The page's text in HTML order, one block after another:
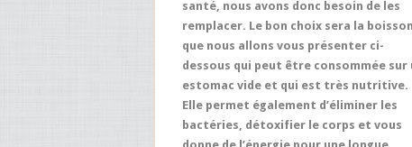
santé, nous avons donc besoin de les
remplacer. Le bon choix sera la boisson
que nous allons vous présenter ci-
dessous qui peut être consommée sur
estomac vide et qui est très nutritive.
Elle permet également d’éliminer les
bactéries, détoxifier le corps et vous